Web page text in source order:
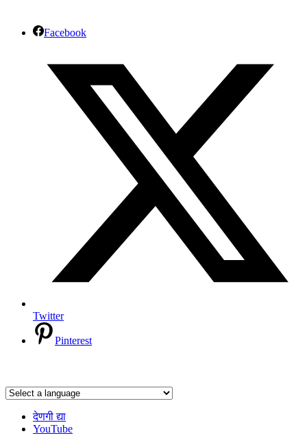
Facebook
Twitter
Pinterest
देणगी द्या
YouTube